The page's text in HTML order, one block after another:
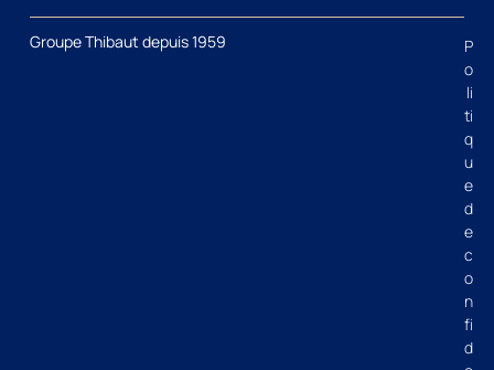
Groupe Thibaut depuis 1959
P
o
li
ti
q
u
e
d
e
c
o
n
fi
d